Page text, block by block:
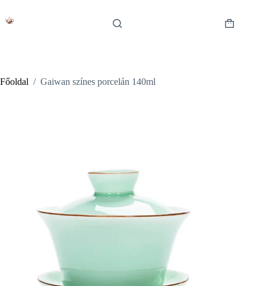
content
Shopping
Főoldal / Gaiwan színes porcelán 140ml